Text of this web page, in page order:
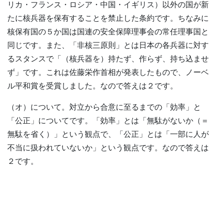
リカ・フランス・ロシア・中国・イギリス）以外の国が新
たに核兵器を保有することを禁止した条約です。ちなみに
核保有国の５か国は国連の安全保障理事会の常任理事国と
同じです。また、「非核三原則」とは日本の各兵器に対す
るスタンスで「（核兵器を）持たず、作らず、持ち込ませ
ず」です。これは佐藤栄作首相が発表したもので、ノーベ
ル平和賞を受賞しました。なので答えは２です。
（オ）について。対立から合意に至るまでの「効率」と
「公正」についてです。「効率」とは「無駄がないか（＝
無駄を省く）」という観点で、「公正」とは「一部に人が
不当に扱われていないか」という観点です。なので答えは
２です。